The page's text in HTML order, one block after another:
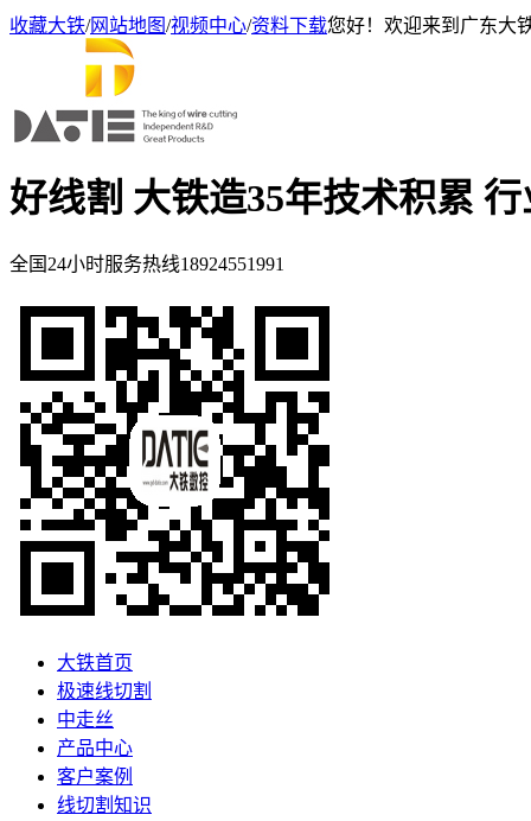
收藏大铁/网站地图/视频中心/资料下载您好！欢迎来到广东大
好线割 大铁造35年技术积累
全国24小时服务热线18924551991
大铁首页
极速线切割
中走丝
产品中心
客户案例
线切割知识